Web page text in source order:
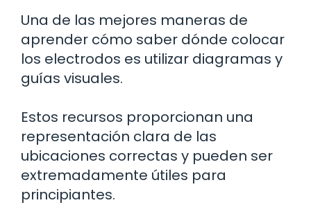
Una de las mejores maneras de
aprender cómo saber dónde colocar
los electrodos es utilizar diagramas y
guías visuales.
Estos recursos proporcionan una
representación clara de las
ubicaciones correctas y pueden ser
extremadamente útiles para
principiantes.